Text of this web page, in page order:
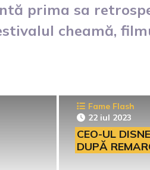
prima sa
cheamă,
Fame Flash
22 iul 2023
CEO-UL
DUPĂ